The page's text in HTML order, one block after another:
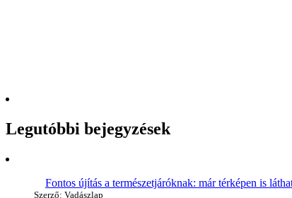
Legutóbbi bejegyzések
Fontos újítás a természetjáróknak: már térképen is
Szerző: Vadászlap